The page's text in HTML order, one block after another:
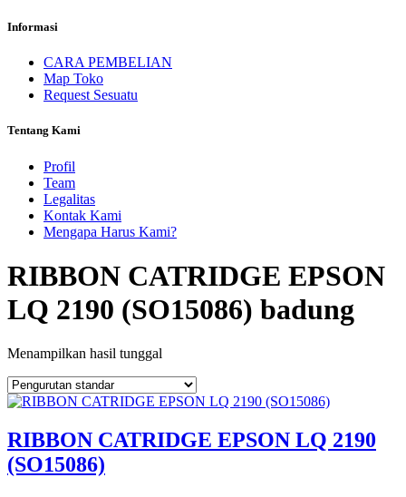
Informasi
CARA PEMBELIAN
Map Toko
Request Sesuatu
Tentang Kami
Profil
Team
Legalitas
Kontak Kami
Mengapa Harus Kami?
RIBBON CATRIDGE EPSON
LQ 2190 (SO15086) badung
Menampilkan hasil tunggal
RIBBON CATRIDGE EPSON LQ 2190
(SO15086)